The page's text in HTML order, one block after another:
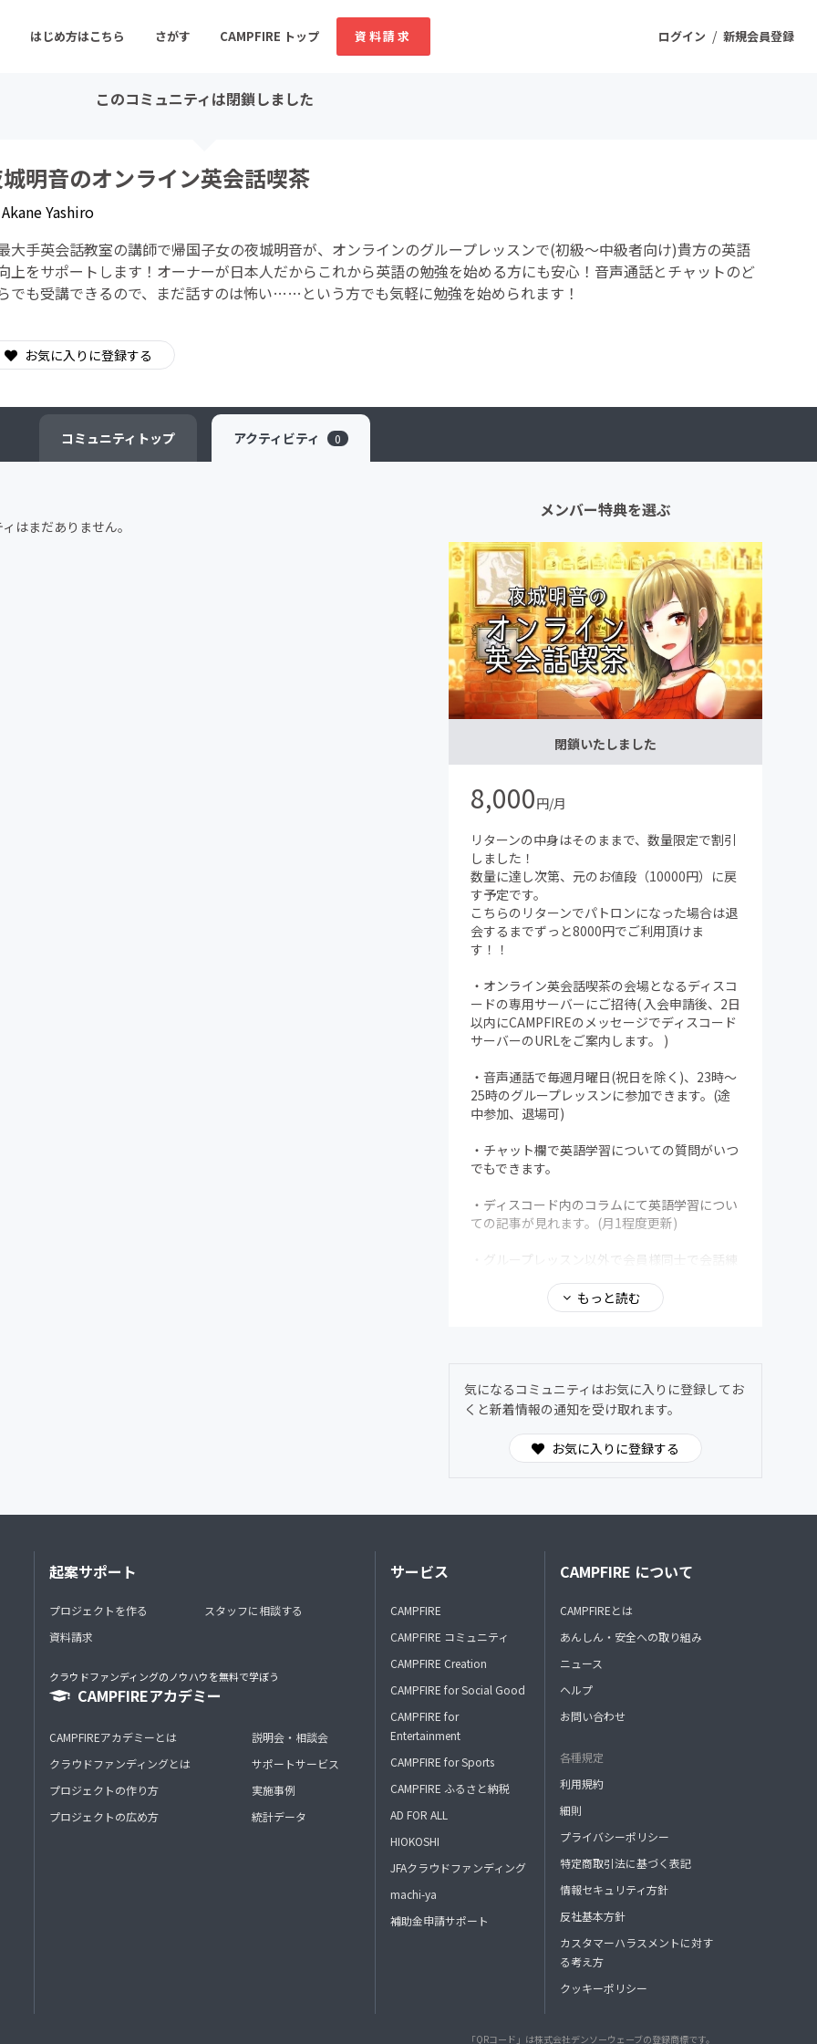
ログイン / 新規会員登録
はじめ方はこちら さがす CAMPFIRE トップ 資料請求
のコミュニティ
音楽
ゲーム・サービス開発 フード・飲食店
ファッション
書籍・雑誌出版 アニメ・漫画
スポーツ
CAMPFIRE for Social Good CAMPFIRE Creation
このコミュニティは閉鎖しました
明音のオンライン英会話喫茶
Akane Yashiro
大手英会話教室の講師で帰国子女の夜城明音が、オンラインのグループレッスンで(初級～中級者向け)貴方の英語
上をサポートします！オーナーが日本人だからこれから英語の勉強を始める方にも安心！音声通話とチャットのど
でも受講できるので、まだ話すのは怖い……という方でも気軽に勉強を始められます！
お気に入りに登録する
コミュニティ トップ アクティビティ 0
はまだありません。
メンバー特典を選ぶ
閉鎖いたしました
8,000円/月
リターンの中身はそのままで、数量限定で割引
しました！
数量に達し次第、元のお値段（10000円）に戻
す予定です。
こちらのリターンでパトロンになった場合は退
会するまでずっと8000円でご利用頂けま
す！！
・オンライン英会話喫茶の会場となるディスコ
ードの専用サーバーにご招待( 入会申請後、2日
以内にCAMPFIREのメッセージでディスコード
サーバーのURLをご案内します。 )
・音声通話で毎週月曜日(祝日を除く)、23時～
25時のグループレッスンに参加できます。(途
中参加、退場可)
・チャット欄で英語学習についての質問がいつ
でもできます。
・ディスコード内のコラムにて英語学習につい
ての記事が見れます。(月1程度更新)
・グループレッスン以外で会員様同士で会話練
た分の振替はありません)
を使用します。ディスコードができる環境をご
用意ください。
で使用する名前(ニックネーム可)をCAMPFIRE
認できない場合は強制退会になる場合がありま
※グループレッスンは毎回トピックを決めて英
受け答えしますが、最後の質疑応答タイムは日
本語で解説する場合があります。
※教材は必要ありません。メモをバンバン取っ
て活用してください！(録音不可)
もっと読む
気になるコミュニティはお気に入りに登録してお
くと新着情報の通知を受け取れます。
お気に入りに登録する
起案サポート
プロジェクトを作る
資料請求
スタッフに相談する
クラウドファンディングのノウハウを無料で学ぼう
CAMPFIREアカデミー
CAMPFIREアカデミーとは
クラウドファンディングとは
プロジェクトの作り方
プロジェクトの広め方
説明会・相談会
サポートサービス
実施事例
統計データ
サービス
CAMPFIRE
CAMPFIRE コミュニティ
CAMPFIRE Creation
CAMPFIRE for Social Good
CAMPFIRE for
Entertainment
CAMPFIRE for Sports
CAMPFIRE ふるさと納税
AD FOR ALL
HIOKOSHI
JFAクラウドファンディング
machi-ya
補助金申請サポート
CAMPFIRE について
CAMPFIREとは
あんしん・安全への取り組み
ニュース
ヘルプ
お問い合わせ
各種規定
利用規約
細則
プライバシーポリシー
特定商取引法に基づく表記
情報セキュリティ方針
反社基本方針
カスタマーハラスメントに対す
る考え方
クッキーポリシー
「QRコード」は株式会社デンソーウェーブの登録商標です。